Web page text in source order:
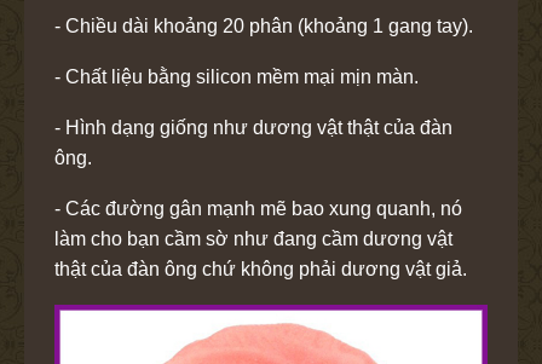
- Chiều dài khoảng 20 phân (khoảng 1 gang tay).
- Chất liệu bằng silicon mềm mại mịn màn.
- Hình dạng giống như dương vật thật của đàn
ông.
- Các đường gân mạnh mẽ bao xung quanh, nó
làm cho bạn cầm sờ như đang cầm dương vật
thật của đàn ông chứ không phải dương vật giả.